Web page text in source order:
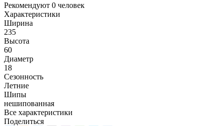
Рекомендуют 0 человек
Характеристики
Ширина
235
Высота
60
Диаметр
18
Сезонность
Летние
Шипы
нешипованная
Все характеристики
Поделиться